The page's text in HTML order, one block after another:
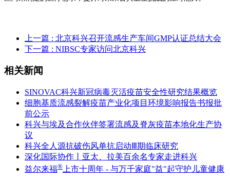
上一篇 : 北京科兴召开流感生产车间GMP认证总结大会
下一篇 : NIBSC专家访问北京科兴
相关新闻
SINOVAC科兴新冠病毒灭活疫苗安全性研究结果概览
细胞基质流感裂解疫苗产业化项目环境影响报告书报批
前公示
科兴与埃及合作伙伴签署流感及脊灰疫苗本地化生产协
议
科兴全人源抗破伤风单抗启动Ⅲ期临床研究
深化国际协作丨亚太、拉美百余名专家走进科兴
益尔来福® 上市十周年 - 与万千家庭"益"起守护儿童健康